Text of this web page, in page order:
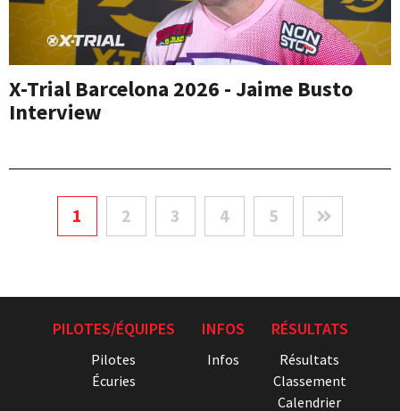
X-Trial Barcelona 2026 - Jaime Busto
Interview
1 2 3 4 5
PILOTES/ÉQUIPES
Pilotes
Écuries
INFOS
Infos
RÉSULTATS
Résultats
Classement
Calendrier